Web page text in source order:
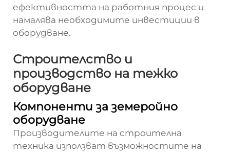
ефективността на работния процес и
намалява необходимите инвестиции в
оборудване.
Строителство и
производство на тежко
оборудване
Компоненти за земеройно
оборудване
Производителите на строителна
техника използват възможностите на